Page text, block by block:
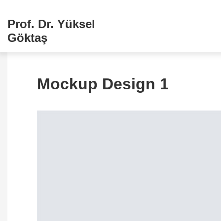
Prof. Dr. Yüksel
Göktaş
Mockup Design 1